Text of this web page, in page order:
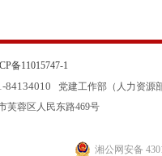
备11015747-1
84134010
党建工作部（人力资源
蓉区人民东路469号
湘公网安备